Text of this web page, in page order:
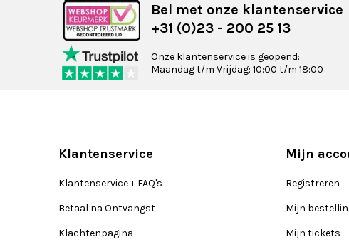
Bel met onze klantenservice
+31 (0)23 - 200 25 13
Onze klantenservice is geopend:
Maandag t/m Vrijdag: 10:00 t/m 18:00
Klantenservice
Klantenservice + FAQ's
Betaal na Ontvangst
Klachtenpagina
Mijn
Registreren
Mijn
Mijn tickets